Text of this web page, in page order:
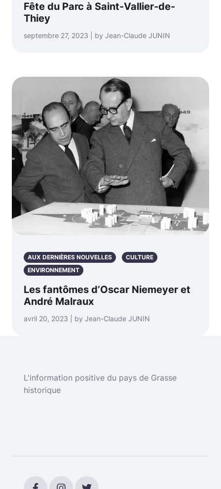
Fête du Parc à Saint-Vallier-de-
Thiey
septembre 27, 2023 | by Jean-Claude JUNIN
AUX DERNIÈRES NOUVELLES
CULTURE
ENVIRONNEMENT
Les fantômes d’Oscar Niemeyer et
André Malraux
avril 20, 2023 | by Jean-Claude JUNIN
L'information positive du pays de Grasse
historique